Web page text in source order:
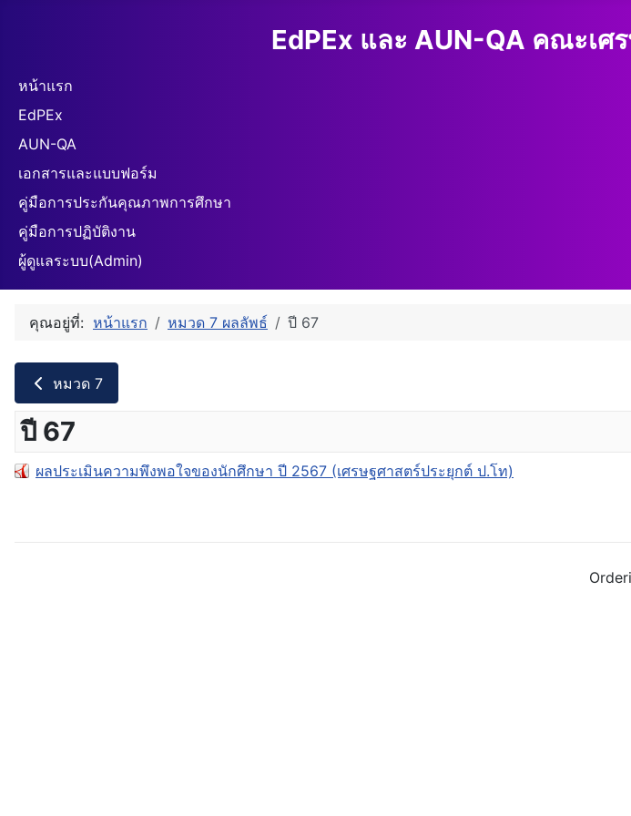
EdPEx และ AUN-QA คณะเศ
หน้าแรก
EdPEx
AUN-QA
เอกสารและแบบฟอร์ม
คู่มือการประกันคุณภาพการศึกษา
คู่มือการปฏิบัติงาน
ผู้ดูแลระบบ(Admin)
คุณอยู่ที่: หน้าแรก หมวด 7 ผลลัพธ์ ปี 67
หมวด 7
ปี 67
ผลประเมินความพึงพอใจของนักศึกษา ปี 2567 (เศรษฐศาสตร์ประยุกต์ ป.โท)